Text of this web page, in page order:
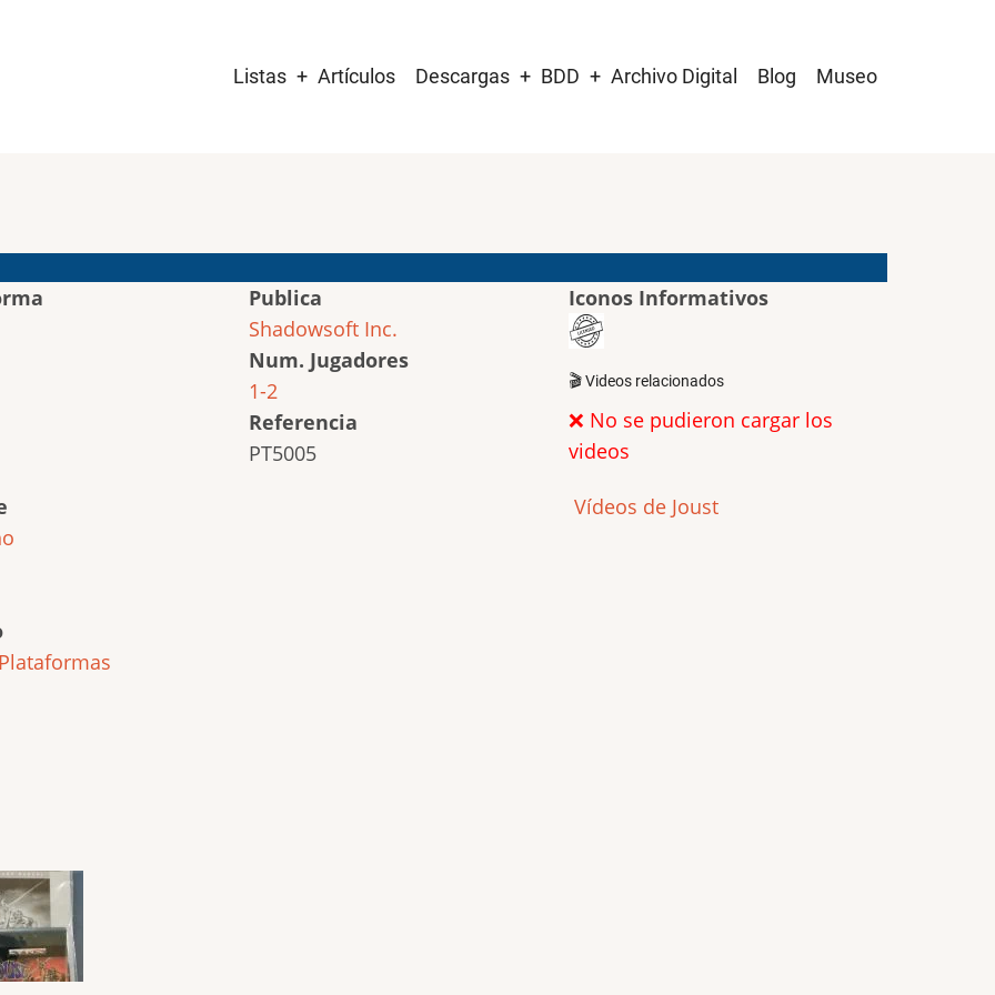
navigation
Listas Artículos Descargas BDD Archivo Digital Blog Museo
Plataformas
Publica
Shadowsoft Inc.
Num. Jugadores
1-2
Referencia
PT5005
Iconos Informativos
🎬 Videos relacionados
❌ No se pudieron cargar los
videos
Vídeos de Joust